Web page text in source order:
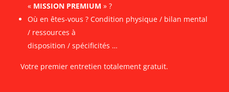
« MISSION PREMIUM » ?
Où en êtes-vous ? Condition physique / bilan mental
/ ressources à
disposition / spécificités …
Votre premier entretien totalement gratuit.